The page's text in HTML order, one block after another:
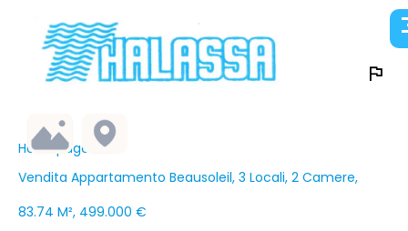
Homepage
Vendita Appartamento Beausoleil, 3 Locali, 2 Camere,
83.74 M², 499.000 €